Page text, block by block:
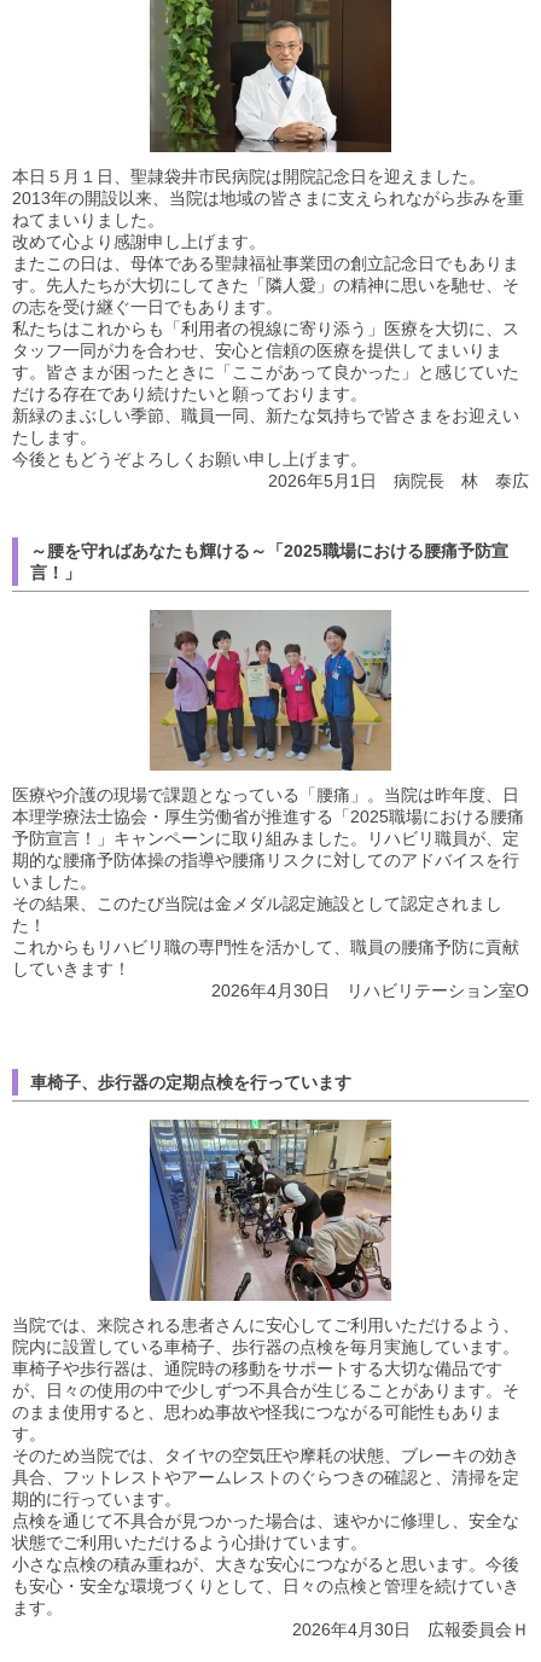
本日５月１日、聖隷袋井市民病院は開院記念日を迎えました。
2013年の開設以来、当院は地域の皆さまに支えられながら歩みを重
ねてまいりました。
改めて心より感謝申し上げます。
またこの日は、母体である聖隷福祉事業団の創立記念日でもありま
す。先人たちが大切にしてきた「隣人愛」の精神に思いを馳せ、そ
の志を受け継ぐ一日でもあります。
私たちはこれからも「利用者の視線に寄り添う」医療を大切に、ス
タッフ一同が力を合わせ、安心と信頼の医療を提供してまいりま
す。皆さまが困ったときに「ここがあって良かった」と感じていた
だける存在であり続けたいと願っております。
新緑のまぶしい季節、職員一同、新たな気持ちで皆さまをお迎えい
たします。
今後ともどうぞよろしくお願い申し上げます。
2026年5月1日 病院長 林 泰広
～腰を守ればあなたも輝ける～「2025職場における腰痛予防宣
言！」
医療や介護の現場で課題となっている「腰痛」。当院は昨年度、日
本理学療法士協会・厚生労働省が推進する「2025職場における腰痛
予防宣言！」キャンペーンに取り組みました。リハビリ職員が、定
期的な腰痛予防体操の指導や腰痛リスクに対してのアドバイスを行
いました。
その結果、このたび当院は金メダル認定施設として認定されまし
た！
これからもリハビリ職の専門性を活かして、職員の腰痛予防に貢献
していきます！
2026年4月30日 リハビリテーション室O
車椅子、歩行器の定期点検を行っています
当院では、来院される患者さんに安心してご利用いただけるよう、
院内に設置している車椅子、歩行器の点検を毎月実施しています。
車椅子や歩行器は、通院時の移動をサポートする大切な備品です
が、日々の使用の中で少しずつ不具合が生じることがあります。そ
のまま使用すると、思わぬ事故や怪我につながる可能性もありま
す。
そのため当院では、タイヤの空気圧や摩耗の状態、ブレーキの効き
具合、フットレストやアームレストのぐらつきの確認と、清掃を定
期的に行っています。
点検を通じて不具合が見つかった場合は、速やかに修理し、安全な
状態でご利用いただけるよう心掛けています。
小さな点検の積み重ねが、大きな安心につながると思います。今後
も安心・安全な環境づくりとして、日々の点検と管理を続けていき
ます。
2026年4月30日 広報委員会Ｈ